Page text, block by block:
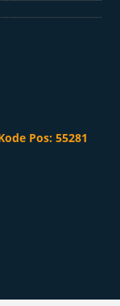
Pos: 55281